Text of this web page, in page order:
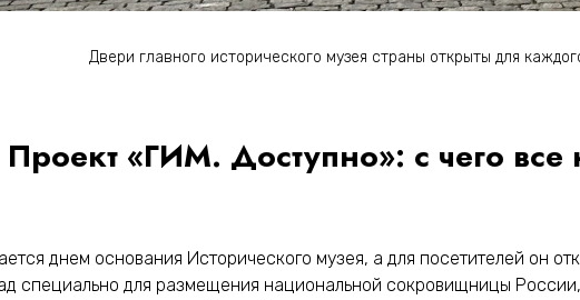
Двери главного исторического музея страны открыты для
Проект «ГИМ. Доступно»: с чего все
днем основания Исторического музея, а для посетителей он
специально для размещения национальной сокровищницы